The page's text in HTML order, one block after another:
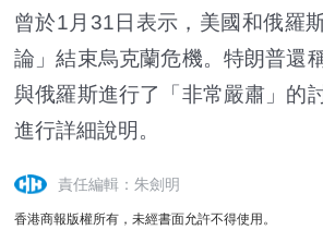
曾於1月31日表示，美國和俄羅
論」結束烏克蘭危機。特朗普還
與俄羅斯進行了「非常嚴肅」的
進行詳細說明。
責任編輯：朱劍明
香港商報版權所有，未經書面允許不得使用。